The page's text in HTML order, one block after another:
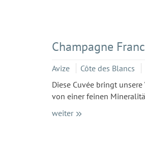
Champagne
Avize Côte des Blancs
Diese Cuvée bringt
von einer feinen
weiter